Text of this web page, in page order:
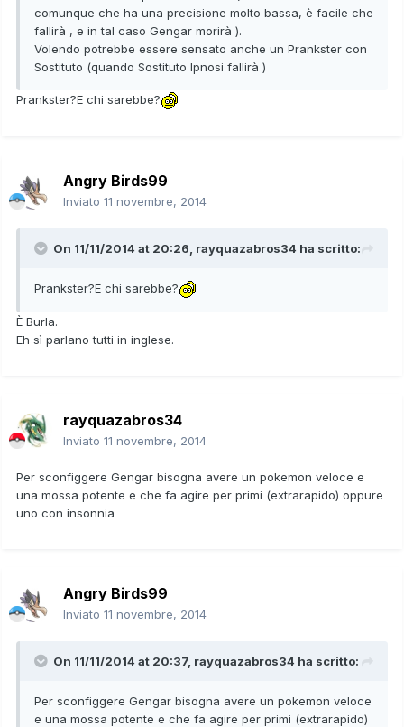
comunque che ha una precisione molto bassa, è facile che
fallirà , e in tal caso Gengar morirà ).
Volendo potrebbe essere sensato anche un Prankster con
Sostituto (quando Sostituto Ipnosi fallirà )
Prankster?E chi sarebbe?
Angry Birds99
Inviato 11 novembre, 2014
On 11/11/2014 at 20:26, rayquazabros34 ha scritto:
Prankster?E chi sarebbe?
È Burla.
Eh sì parlano tutti in inglese.
rayquazabros34
Inviato 11 novembre, 2014
Per sconfiggere Gengar bisogna avere un pokemon veloce e
una mossa potente e che fa agire per primi (extrarapido) oppure
uno con insonnia
Angry Birds99
Inviato 11 novembre, 2014
On 11/11/2014 at 20:37, rayquazabros34 ha scritto:
Per sconfiggere Gengar bisogna avere un pokemon veloce
e una mossa potente e che fa agire per primi (extrarapido)